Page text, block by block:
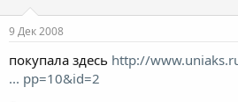
9 Дек 2008
покупала здесь http://
... pp=10&id=2